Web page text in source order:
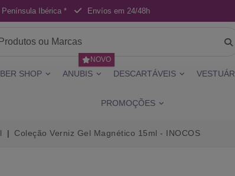
Ibérica * Envíos em 24/48h
SHOP ANUBIS
NOVO
DESCARTÁVEIS
PROMOÇÕES
Coleção Verniz Gel Magnético 15ml - INOCOS